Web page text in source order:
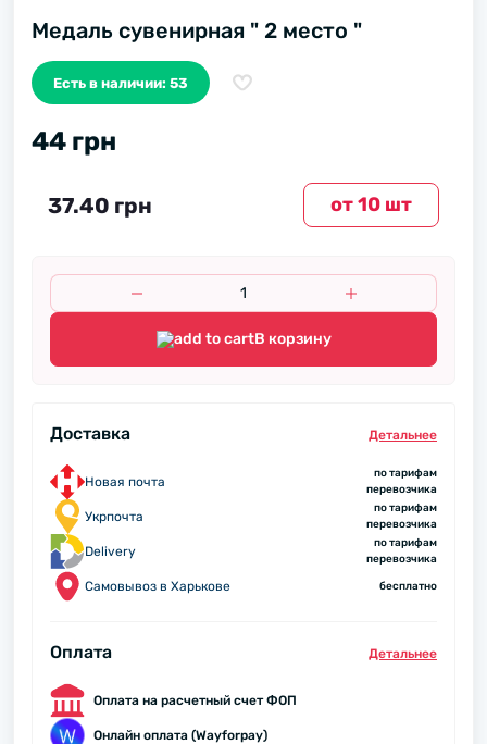
Медаль сувенирная " 2 место "
Есть в наличии: 53
44 грн
от 10 шт
37.40 грн
В корзину
Доставка Детальнее
Новая почта
по тарифам
перевозчика
Укрпочта
по тарифам
перевозчика
Delivery
по тарифам
перевозчика
Самовывоз в Харькове бесплатно
Оплата Детальнее
Оплата на расчетный счет ФОП
Онлайн оплата (Wayforpay)